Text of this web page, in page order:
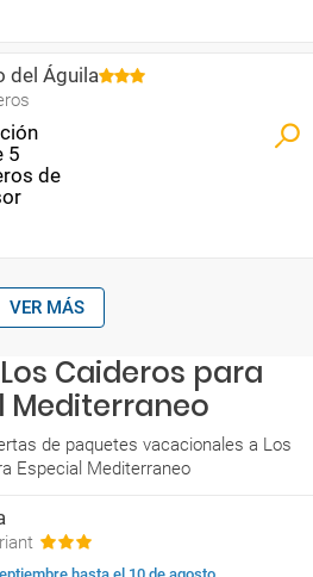
del Águila
VER MÁS
Caideros para
Mediterraneo
de paquetes vacacionales a Los
Especial Mediterraneo